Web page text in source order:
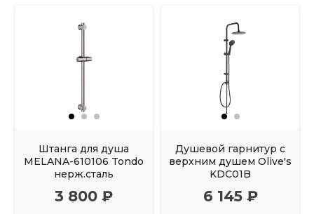
Штанга для душа
MELANA-610106 Tondo
нерж.сталь
3 800 ₽
Душевой гарнитур с
верхним душем Olive's
KDC01B
6 145 ₽